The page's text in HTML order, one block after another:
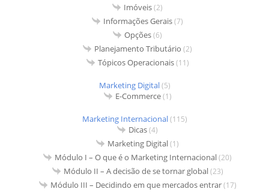
Imóveis(2)
Informações Gerais(7)
Opções(6)
Planejamento Tributário (2)
Tópicos Operacionais(11)
Marketing Digital(5)
E-Commerce(1)
Marketing Internacional(115)
Dicas(4)
Marketing Digital(1)
Módulo I – O que é o Marketing Internacional(20)
Módulo II – A decisão de se tornar global(23)
Módulo III – Decidindo em que mercados entrar(17)